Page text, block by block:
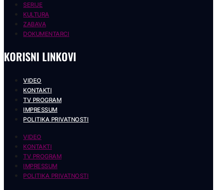
SERIJE
KULTURA
ZABAVA
DOKUMENTARCI
KORISNI LINKOVI
VIDEO
KONTAKTI
TV PROGRAM
IMPRESSUM
POLITIKA PRIVATNOSTI
VIDEO
KONTAKTI
TV PROGRAM
IMPRESSUM
POLITIKA PRIVATNOSTI